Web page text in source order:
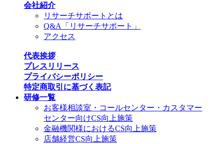
会社紹介
リサーチサポートとは
Q&A「リサーチサポート」
アクセス
代表挨拶
プレスリリース
プライバシーポリシー
特定商取引に基づく表記
研修一覧
お客様相談室・コールセンター・カスタマー
センター向けCS向上施策
金融機関様におけるCS向上施策
店舗経営CS向上施策